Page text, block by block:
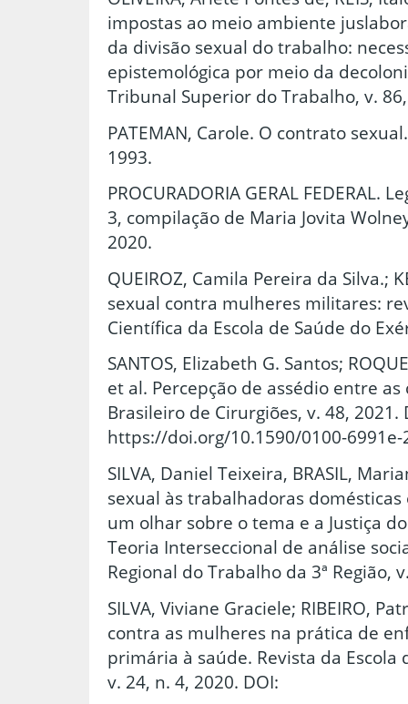
impostas ao meio ambiente
da divisão sexual do trabalho:
epistemológica por meio da
Tribunal Superior do Trabalho, v.
PATEMAN, Carole. O contrato
1993.
PROCURADORIA GERAL FEDERAL.
3, compilação de Maria Jovita
2020.
QUEIROZ, Camila Pereira da Silva.;
sexual contra mulheres militares:
Científica da Escola de Saúde do
SANTOS, Elizabeth G. Santos;
et al. Percepção de assédio entre
Brasileiro de Cirurgiões, v. 48, 2021.
https://doi.org/10.1590/0100-6991e-
SILVA, Daniel Teixeira, BRASIL,
sexual às trabalhadoras
um olhar sobre o tema e a Justiça
Teoria Interseccional de análise
Regional do Trabalho da 3ª Região,
SILVA, Viviane Graciele; RIBEIRO,
contra as mulheres na prática de
primária à saúde. Revista da Escola
v. 24, n. 4, 2020. DOI: